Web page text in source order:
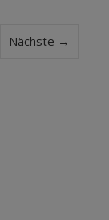
Nächste →